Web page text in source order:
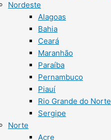
Nordeste
Alagoas
Bahia
Ceará
Maranhão
Paraíba
Pernambuco
Piauí
Rio Grande do Norte
Sergipe
Norte
Acre